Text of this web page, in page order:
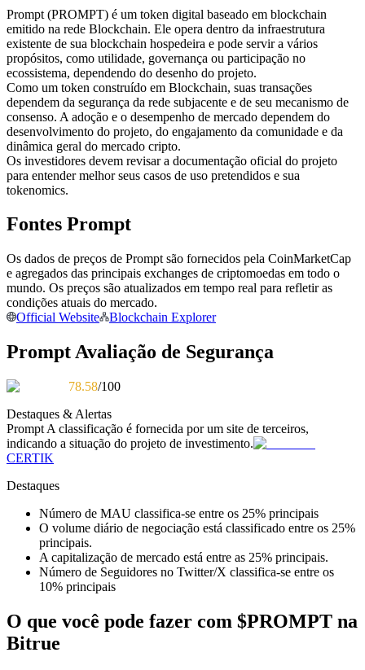
Copiar Trading
Junte-se aos principais traders
Desfrute da partilha de lucros e comissões de copy trading
Informação
Análise de big data, incluindo informações comerciais, etc.
Guia
Guia para iniciantes em futuros
Prompt (PROMPT) é um token digital baseado em blockchain
emitido na rede Blockchain. Ele opera dentro da infraestrutura
existente de sua blockchain hospedeira e pode servir a vários
propósitos, como utilidade, governança ou participação no
ecossistema, dependendo do desenho do projeto.
Como um token construído em Blockchain, suas transações
dependem da segurança da rede subjacente e de seu mecanismo de
consenso. A adoção e o desempenho de mercado dependem do
desenvolvimento do projeto, do engajamento da comunidade e da
dinâmica geral do mercado cripto.
Os investidores devem revisar a documentação oficial do projeto
para entender melhor seus casos de uso pretendidos e sua
tokenomics.
Fontes Prompt
Os dados de preços de Prompt são fornecidos pela CoinMarketCap
e agregados das principais exchanges de criptomoedas em todo o
mundo. Os preços são atualizados em tempo real para refletir as
condições atuais do mercado.
Official Website
Blockchain Explorer
Prompt Avaliação de Segurança
78.58/100
Destaques & Alertas
Prompt A classificação é fornecida por um site de terceiros,
indicando a situação do projeto de investimento.
CERTIK
Destaques
Número de MAU classifica-se entre os 25% principais
O volume diário de negociação está classificado entre os 25%
principais.
A capitalização de mercado está entre as 25% principais.
Número de Seguidores no Twitter/X classifica-se entre os
10% principais
O que você pode fazer com $PROMPT na
Bitrue